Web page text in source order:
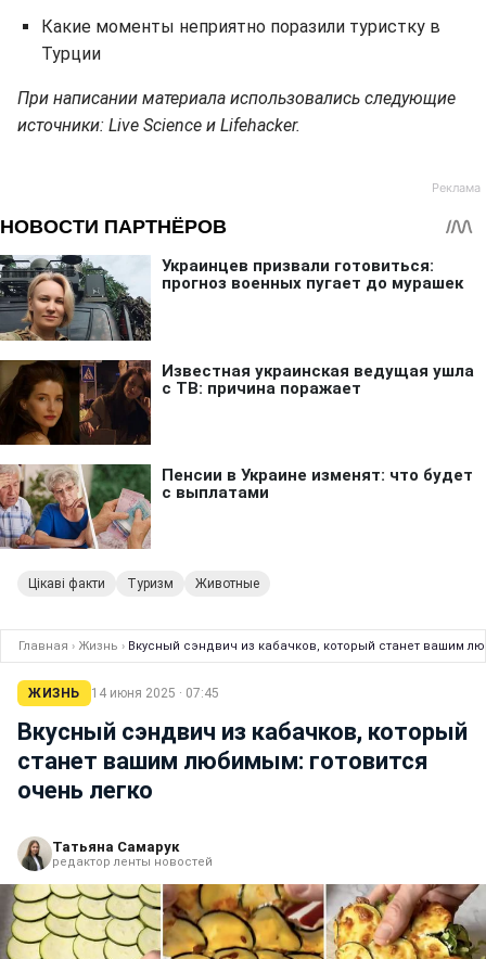
Какие моменты неприятно поразили туристку в
Турции
При написании материала использовались следующие
источники: Live Science и Lifehacker.
Цікаві факти Туризм Животные
Главная › Жизнь › Вкусный сэндвич из кабачков, который станет вашим
ЖИЗНЬ 14 июня 2025 · 07:45
Вкусный сэндвич из кабачков, который
станет вашим любимым: готовится
очень легко
Татьяна Самарук
редактор ленты новостей